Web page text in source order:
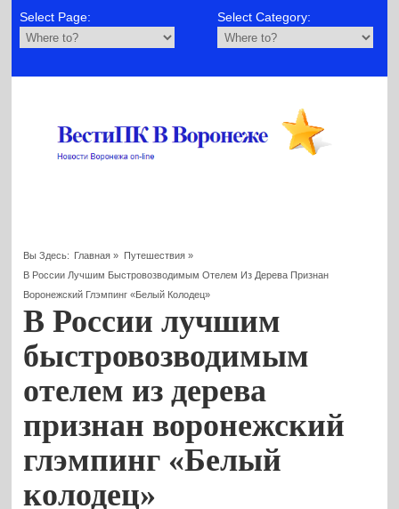
Select Page: Select Category:
Вы Здесь: Главная » Путешествия»
В России Лучшим Быстровозводимым Отелем Из Дерева Признан
Воронежский Глэмпинг «Белый Колодец»
В России лучшим
быстровозводимым
отелем из дерева
признан воронежский
глэмпинг «Белый
колодец»